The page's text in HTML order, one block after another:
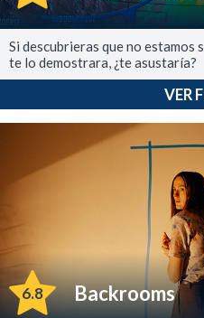
Si descubrieras que no
te lo demostrara, ¿te asustaría?
VER
6.8 Backrooms